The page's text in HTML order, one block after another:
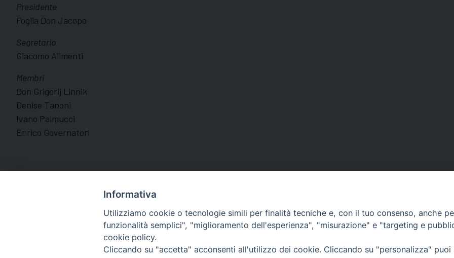
Presidente
Foglia Don Jacopo
Segretario
Giacomo Alimenti
Membri
Don Grigorij Linnik
Denise Tanoni
Ivano Palmucci
Enrico Governatori
Diocesi di Macerata
Informativa
Utilizziamo cookie o tecnologie simili per finalità tecniche e, con il tuo consenso, anche
funzionalità semplici", "miglioramento dell'esperienza", "misurazione" e "targeting e
cookie policy.
Cliccando su "accetta" acconsenti all'utilizzo dei cookie. Cliccando su "personalizza"